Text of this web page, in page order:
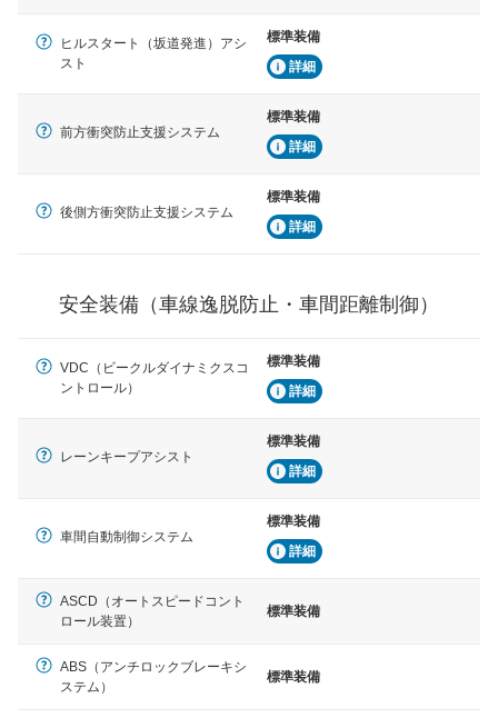
車間距離制御
安全な車間距離を保ちながら前車を追従するアダプティ
ブ・クルーズ・コントロールなどが装備されています。
運転・駐車支援
駐車をスムーズに行うためにインテリジェンスパーキン
グ・アシストやサイドブラインドモニターなどが装備さ
ヒルスタート（坂道発進）アシ
スト
標準装備
詳細
前方衝突防止支援システム
標準装備
詳細
後側方衝突防止支援システム
標準装備
詳細
安全装備（車線逸脱防止・車間距離制御）
VDC（ビークルダイナミクスコ
ントロール）
標準装備
詳細
レーンキープアシスト
標準装備
詳細
車間自動制御システム
標準装備
詳細
ASCD（オートスピードコント
ロール装置）
標準装備
ABS（アンチロックブレーキシ
ステム）
標準装備